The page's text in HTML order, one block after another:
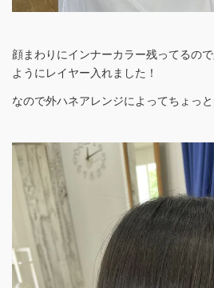
顔まわりにインナーカラー残ってるの
ようにレイヤー入れました！
なので外ハネアレンジによってちょっ